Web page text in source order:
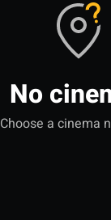
No
Choose a cinema